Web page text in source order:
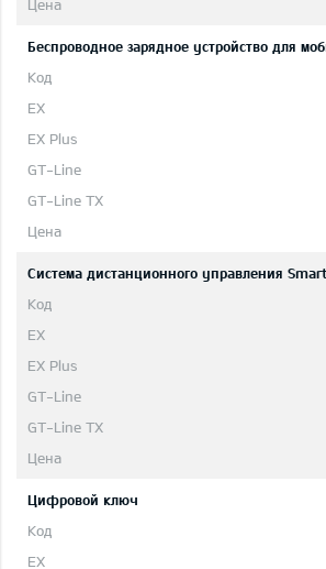
Беспроводное зарядное устройство для
Система дистанционного управления
Цифровой ключ